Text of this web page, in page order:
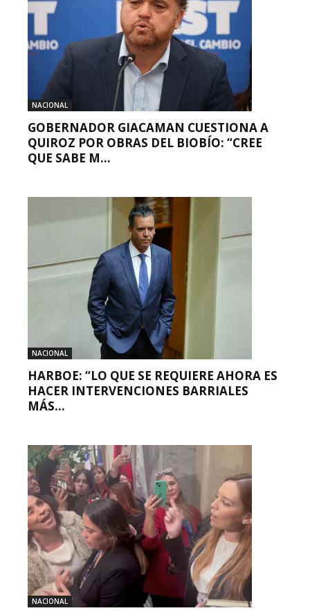
NACIONAL
GOBERNADOR GIACAMAN CUESTIONA A
QUIROZ POR OBRAS DEL BIOBÍO: “CREE
QUE SABE M...
NACIONAL
HARBOE: “LO QUE SE REQUIERE AHORA ES
HACER INTERVENCIONES BARRIALES
MÁS...
NACIONAL